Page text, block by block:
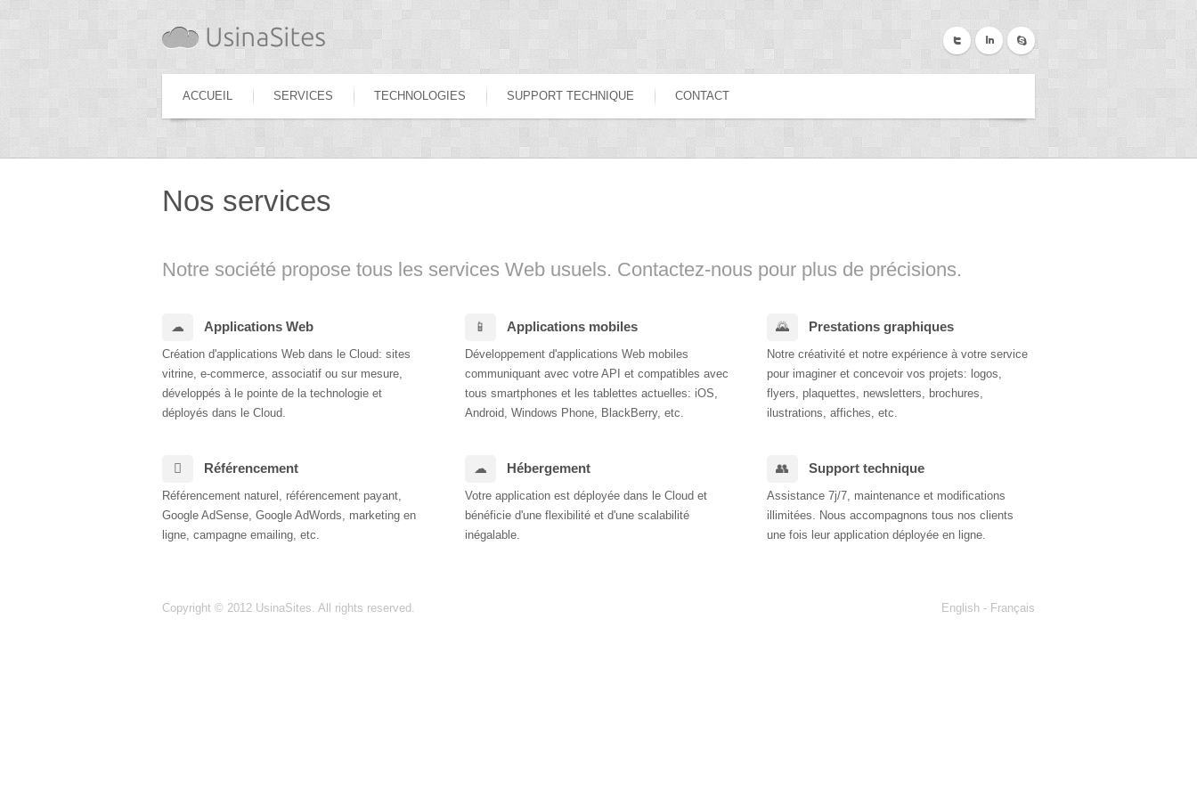
ACCUEIL SERVICES TECHNOLOGIES SUPPORT TECHNIQUE CONTACT
Nos services
Notre société propose tous les services Web usuels. Contactez-nous pour plus de précisions.
Applications Web
Création d'applications Web dans le Cloud: sites
vitrine, e-commerce, associatif ou sur mesure,
développés à le pointe de la technologie et
déployés dans le Cloud.
Applications mobiles
Développement d'applications Web mobiles
communiquant avec votre API et compatibles avec
tous smartphones et les tablettes actuelles: iOS,
Android, Windows Phone, BlackBerry, etc.
Prestations graphiques
Notre créativité et notre expérience à votre service
pour imaginer et concevoir vos projets: logos,
flyers, plaquettes, newsletters, brochures,
ilustrations, affiches, etc.
Référencement
Référencement naturel, référencement payant,
Google AdSense, Google AdWords, marketing en
ligne, campagne emailing, etc.
Hébergement
Votre application est déployée dans le Cloud et
bénéficie d'une flexibilité et d'une scalabilité
inégalable.
Support technique
Assistance 7j/7, maintenance et modifications
illimitées. Nous accompagnons tous nos clients
une fois leur application déployée en ligne.
Copyright © 2012 UsinaSites. All rights reserved. English - Français